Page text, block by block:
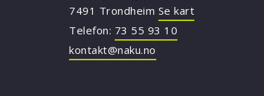
7491 Trondheim Se kart
Telefon: 73 55 93 10
kontakt@naku.no